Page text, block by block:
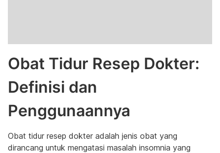
Obat Tidur Resep Dokter:
Definisi dan
Penggunaannya
Obat tidur resep dokter adalah jenis obat yang
dirancang untuk mengatasi masalah insomnia yang